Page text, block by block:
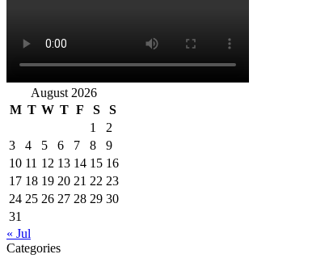
August 2026
M T W T F S
S
1
2
3
4 5 6 7 8
9
10 11 12 13 14 15 16
17 18 19 20 21 22 23
24 25 26 27 28 29 30
31
« Jul
Categories